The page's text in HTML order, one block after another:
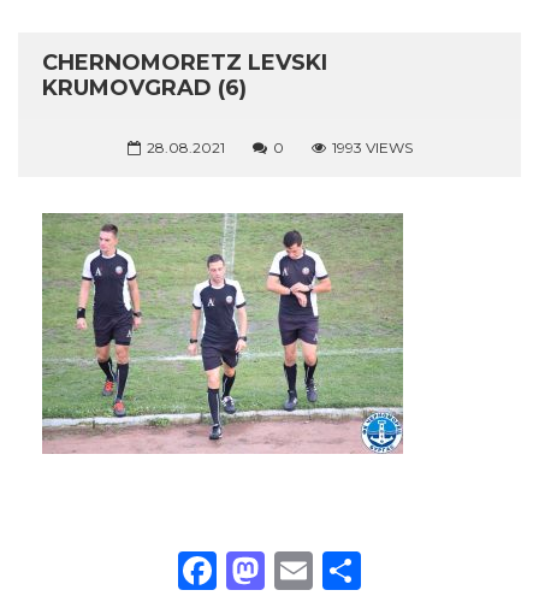
CHERNOMORETZ LEVSKI
KRUMOVGRAD (6)
28.08.2021 0 1993 VIEWS
Facebook
Mastodon
Email